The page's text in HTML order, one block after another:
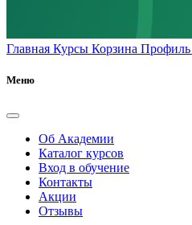
Главная Курсы Корзина Профиль
Меню
Об Академии
Каталог курсов
Вход в обучение
Контакты
Акции
Отзывы